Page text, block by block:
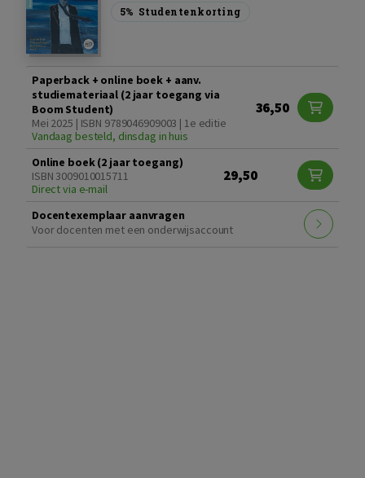
5% Studentenkorting
Paperback + online boek + aanv.
studiemateriaal (2 jaar toegang via
Boom Student)
Mei 2025 | ISBN 9789046909003 | 1e editie
Vandaag besteld, dinsdag in huis
36,50
Online boek (2 jaar toegang)
ISBN 3009010015711
Direct via e-mail
29,50
Docentexemplaar aanvragen
Voor docenten met een onderwijsaccount